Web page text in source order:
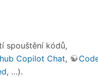
spouštění kódů,
Copilot Chat,
, …).